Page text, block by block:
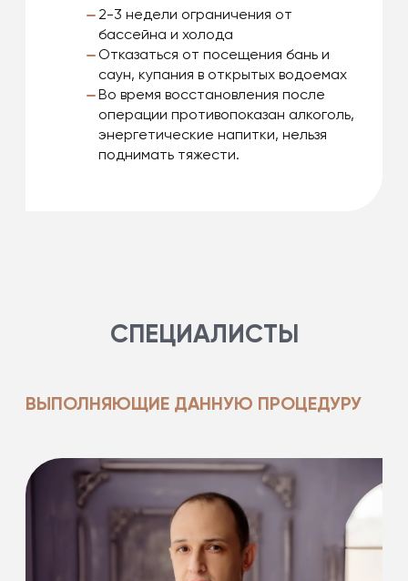
2-3 недели ограничения от
бассейна и холода
Отказаться от посещения бань и
саун, купания в открытых водоемах
Во время восстановления после
операции противопоказан алкоголь,
энергетические напитки, нельзя
поднимать тяжести.
СПЕЦИАЛИСТЫ
ВЫПОЛНЯЮЩИЕ ДАННУЮ ПРОЦЕДУРУ